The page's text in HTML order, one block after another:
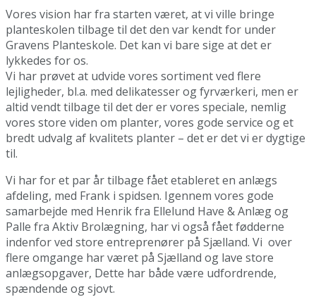
Vores vision har fra starten været, at vi ville bringe
planteskolen tilbage til det den var kendt for under
Gravens Planteskole. Det kan vi bare sige at det er
lykkedes for os.
Vi har prøvet at udvide vores sortiment ved flere
lejligheder, bl.a. med delikatesser og fyrværkeri, men er
altid vendt tilbage til det der er vores speciale, nemlig
vores store viden om planter, vores gode service og et
bredt udvalg af kvalitets planter – det er det vi er dygtige
til.
Vi har for et par år tilbage fået etableret en anlægs
afdeling, med Frank i spidsen. Igennem vores gode
samarbejde med Henrik fra Ellelund Have & Anlæg og
Palle fra Aktiv Brolægning, har vi også fået fødderne
indenfor ved store entreprenører på Sjælland. Vi over
flere omgange har været på Sjælland og lave store
anlægsopgaver, Dette har både være udfordrende,
spændende og sjovt.